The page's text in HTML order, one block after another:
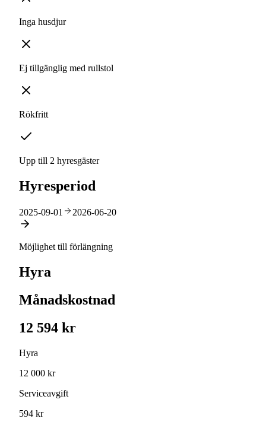
Inga husdjur
Ej tillgänglig med rullstol
Rökfritt
Upp till 2 hyresgäster
Hyresperiod
2025-09-01 2026-06-20
Möjlighet till förlängning
Hyra
Månadskostnad
12 594 kr
Hyra
12 000 kr
Serviceavgift
594 kr